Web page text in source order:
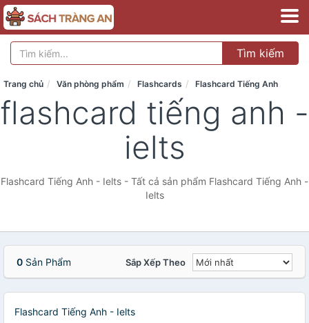
Tìm kiếm
Trang chủ Văn phòng phẩm Flashcards Flashcard Tiếng Anh
flashcard tiếng anh -
ielts
Flashcard Tiếng Anh - Ielts - Tất cả sản phẩm Flashcard Tiếng Anh -
Ielts
0 Sản Phẩm Sắp Xếp Theo
Flashcard Tiếng Anh - Ielts